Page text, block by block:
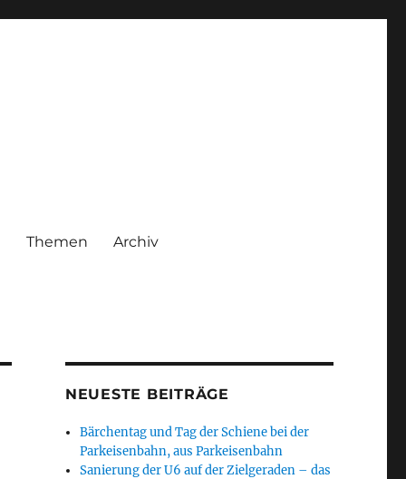
Themen Archiv
NEUESTE BEITRÄGE
Bärchentag und Tag der Schiene bei der
Parkeisenbahn, aus Parkeisenbahn
Sanierung der U6 auf der Zielgeraden – das